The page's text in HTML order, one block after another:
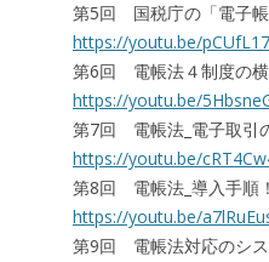
第5回 国税庁の「電子
https://youtu.be/
第6回 電帳法４制度の横
https://youtu.be/
第7回 電帳法_電子取引
https://youtu.be/
第8回 電帳法_導入手順！
https://youtu.be/
第9回 電帳法対応のシ